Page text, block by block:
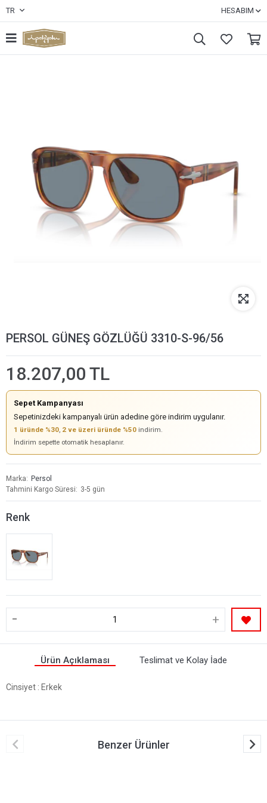
TR HESABIM
PERSOL GÜNEŞ GÖZLÜĞÜ 3310-S-96/56
18.207,00 TL
Sepet Kampanyası
Sepetinizdeki kampanyalı ürün adedine göre indirim uygulanır.
1 üründe %30, 2 ve üzeri üründe %50 indirim.
İndirim sepette otomatik hesaplanır.
Marka
Persol
Tahmini Kargo Süresi
3-5 gün
Renk
- +
Ürün Açıklaması Teslimat ve Kolay İade
Cinsiyet : Erkek
Benzer Ürünler